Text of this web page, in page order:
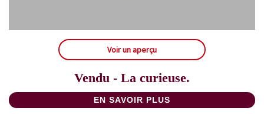
Voir un aperçu
Vendu - La curieuse.
EN SAVOIR PLUS